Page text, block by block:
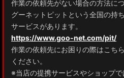
作業の依頼先がない場合の方法に
グーネットピットという全国の持
サービスがあります。
https://www.goo-net.com/pit/
作業の依頼先にお困りの際はこち
ください。
※当店の提携サービスやショップ